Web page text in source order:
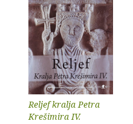
Reljef kralja Petra
Krešimira IV.